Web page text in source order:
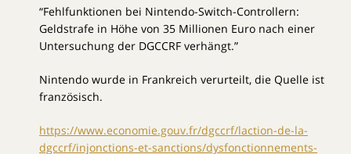
“Fehlfunktionen bei Nintendo-Switch-Controllern:
Geldstrafe in Höhe von 35 Millionen Euro nach einer
Untersuchung der DGCCRF verhängt.”
Nintendo wurde in Frankreich verurteilt, die Quelle ist
französisch.
https://www.economie.gouv.fr/dgccrf/laction-de-la-
dgccrf/injonctions-et-sanctions/dysfonctionnements-